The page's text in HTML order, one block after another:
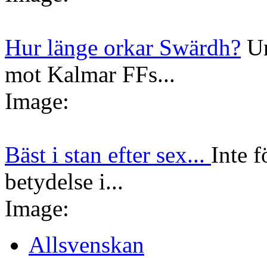
Hur länge orkar Swärdh?
mot Kalmar FFs...
Image:
Bäst i stan efter sex... Inte
betydelse i...
Image:
Allsvenskan